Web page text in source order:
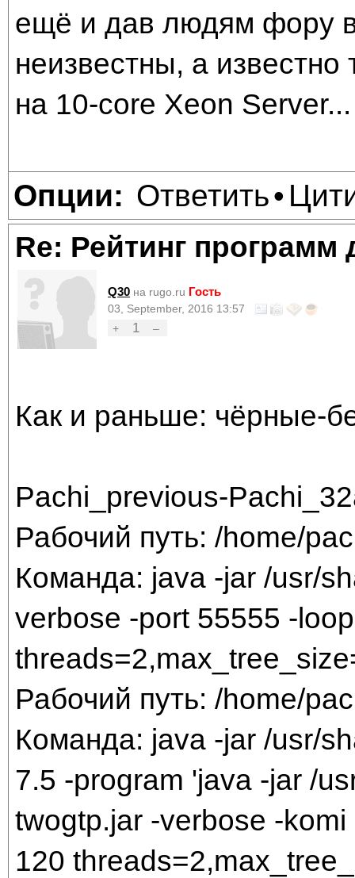
ещё и дав людям фору
неизвестны, а известно
на 10-core Xeon Server...
Опции: Ответить•
Re: Рейтинг программ
Q30 на rugo.ru Гость
03, September, 2016 13:57
+
1 –
Как и раньше: чёрные-
Pachi_previous-
Рабочий путь: /home/
Команда: java -jar /usr/
verbose -port 55555 -
Рабочий путь: /home/
Команда: java -jar /usr/
7.5 -program 'java -jar /
twogtp.jar -verbose -
120